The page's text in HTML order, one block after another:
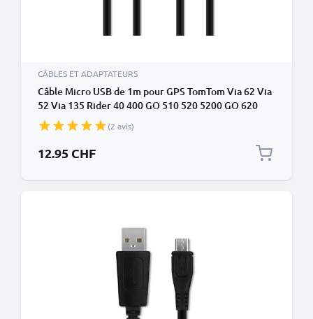
CÂBLES ET ADAPTATEURS
Câble Micro USB de 1m pour GPS TomTom Via 62 Via
52 Via 135 Rider 40 400 GO 510 520 5200 GO 620
6200 Start 62 Start 52 transfert de données et
charge 1A noir en PVC
(2 avis)
12.95 CHF